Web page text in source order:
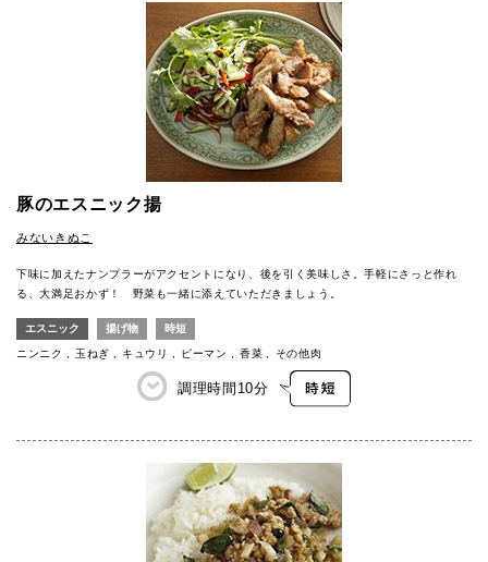
豚のエスニック揚
みないきぬこ
下味に加えたナンプラーがアクセントになり、後を引く美味しさ。手軽にさっと作れ
る、大満足おかず！ 野菜も一緒に添えていただきましょう。
エスニック 揚げ物 時短
ニンニク 玉ねぎ キュウリ ピーマン 香菜 その他肉
調理時間 10分